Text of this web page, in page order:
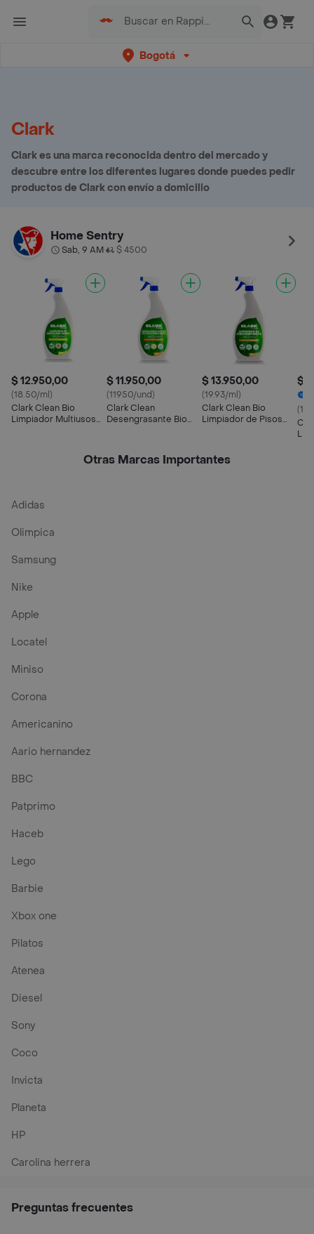
Bogotá
Clark
Clark es una marca reconocida dentro del mercado y
descubre entre los diferentes lugares donde puedes pedir
productos de Clark con envío a domicilio
Home Sentry
Sab, 9 AM• $ 4500
$ 12.950,00
(18.50/ml)
Clark Clean Bio
Limpiador Multiusos
$ 11.950,00
(11950/und)
Clark Clean
Desengrasante Bio
$ 13.950,00
(19.93/ml)
Clark Clean Bio
Limpiador de Pisos
$
Otras Marcas Importantes
Adidas
Olimpica
Samsung
Nike
Apple
Locatel
Miniso
Corona
Americanino
Aario hernandez
BBC
Patprimo
Haceb
Lego
Barbie
Xbox one
Pilatos
Atenea
Diesel
Sony
Coco
Invicta
Planeta
HP
Carolina herrera
Preguntas frecuentes